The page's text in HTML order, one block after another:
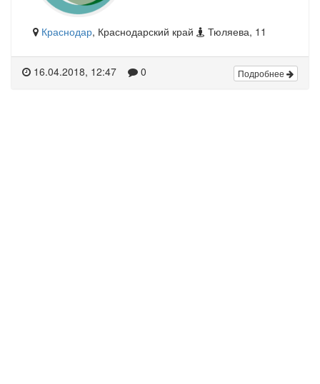
Краснодар, Краснодарский край Тюляева, 11
16.04.2018, 12:47 0 Подробнее